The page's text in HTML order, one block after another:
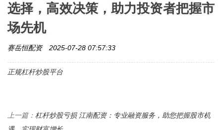
选择，高效决策，助力投资者把握市
场先机
赛岳恒配资 2025-07-28 07:57:33
正规杠杆炒股平台
上一篇： 杠杆炒股亏损 江南配资：专业融资服务，助您把握股市机